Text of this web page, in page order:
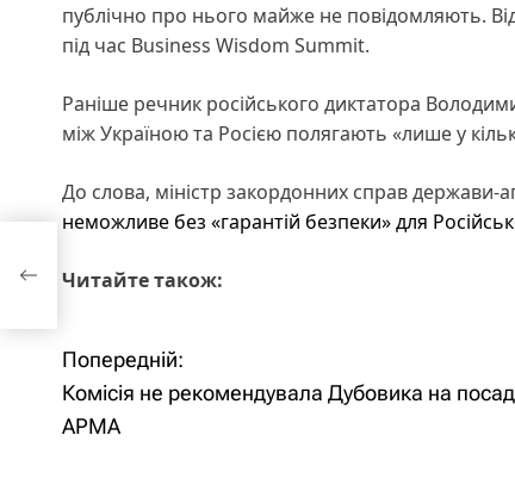
публічно про нього майже не повідомляють.
під час Business Wisdom Summit.
Раніше речник російського диктатора
між Україною та Росією полягають «лише у
До слова, міністр закордонних справ держави-
неможливе без «гарантій безпеки» для
Читайте також:
Н
а
Попередній:
Комісія не рекомендувала Дубовика на
АРМА